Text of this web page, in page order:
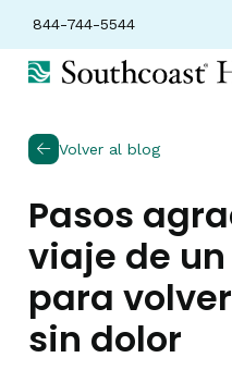
844-744-5544
Volver al blog
Pasos
viaje de
para
sin dolor